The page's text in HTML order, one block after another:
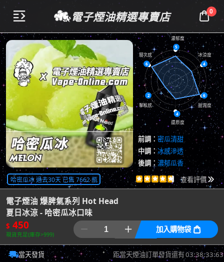
 電子煙油精選專賣店 0
5
4
6
4
2
6
濃郁度
冰涼度
甜潤度
還原度
擊喉感
層次感
前調： 密瓜清甜
中調：冰感滲透
後調： 濃郁瓜香
哈密瓜冰 過去30天 已售 7662 瓶      共4063評價
查看評價
電子煙油 爆脾氣系列 Hot Head
夏日冰涼 - 哈密瓜冰口味
$ 450
現貨充足(庫存>999)
  加入購物袋 
當天發貨 距當天煙油訂單發貨還有03:38:32:83